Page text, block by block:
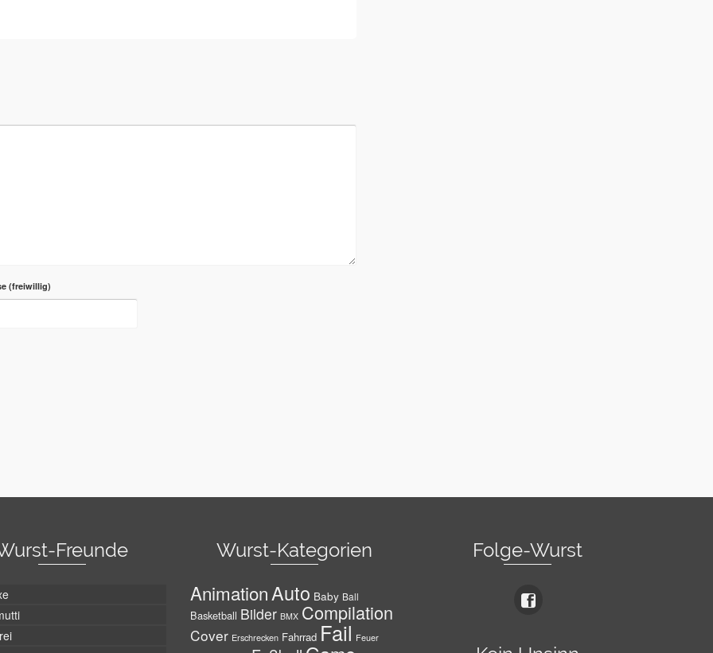
Freunde Wurst-Kategorien
AnimationAuto Baby Ball
Basketball Bilder BMX Compilation
Cover Erschrecken Fahrrad Fail Feuer
Folge-Wurst